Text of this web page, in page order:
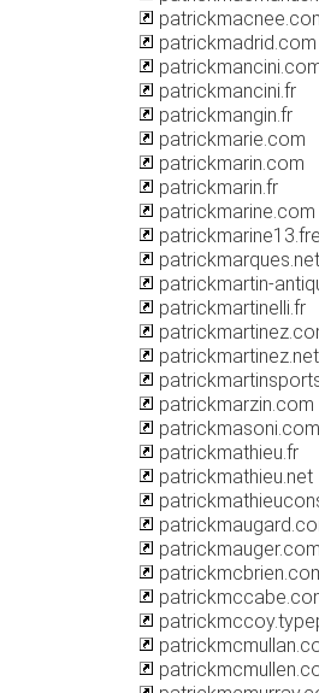
patrickmadrid.com
patrickmancini.fr
patrickmangin.fr
patrickmarie.com
patrickmarin.com
patrickmarin.fr
patrickmarine.com
patrickmarques.net
patrickmartin-
patrickmartinelli.fr
patrickmartinez.net
patrickmarzin.com
patrickmasoni.com
patrickmathieu.fr
patrickmathieu.net
patrickmauger.com